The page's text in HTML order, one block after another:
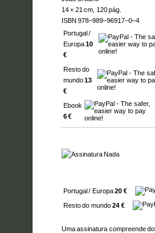
14 × 21 cm, 120 pág.
ISBN 978–989–96917–0–4
Portugal /
Europa10
€
Resto do
mundo13
€
Ebook
6 €
Portugal / Europa20 €
Resto do mundo24 €
Uma assinatura compreende